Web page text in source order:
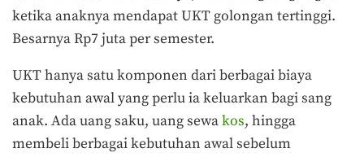
ketika anaknya mendapat UKT golongan tertinggi.
Besarnya Rp7 juta per semester.
UKT hanya satu komponen dari berbagai biaya
kebutuhan awal yang perlu ia keluarkan bagi sang
anak. Ada uang saku, uang sewakos, hingga
membeli berbagai kebutuhan awal sebelum